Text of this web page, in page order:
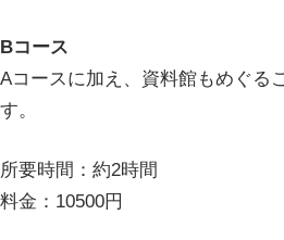
Bコース
Aコースに加え、資料館もめぐる
す。
所要時間：約2時間
料金：10500円